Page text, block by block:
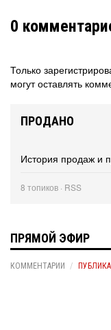
0
Только
могут оставлять
ПРОДАНО
История продаж и
8 топиков · RSS
ПРЯМОЙ ЭФИР
КОММЕНТАРИИ